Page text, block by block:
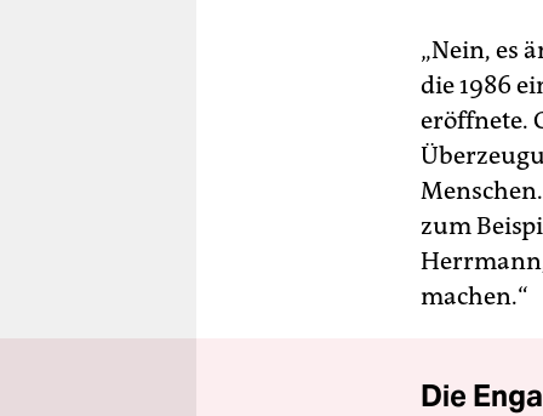
„Nein, es
die 1986
eröffnete.
zum
machen.“
Die